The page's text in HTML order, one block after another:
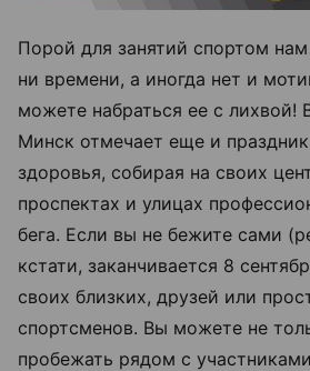
Порой для занятий спортом нам
ни времени, а иногда нет и
можете набраться ее с лихвой!
Минск отмечает еще и
здоровья, собирая на своих
проспектах и улицах
бега. Если вы не бежите сами
кстати, заканчивается 8
своих близких, друзей или
спортсменов. Вы можете не
пробежать рядом с